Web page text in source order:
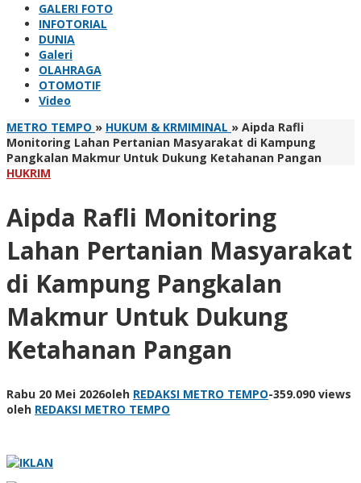
GALERI FOTO
INFOTORIAL
DUNIA
Galeri
OLAHRAGA
OTOMOTIF
Video
METRO TEMPO » HUKUM & KRMIMINAL » Aipda Rafli
Monitoring Lahan Pertanian Masyarakat di Kampung
Pangkalan Makmur Untuk Dukung Ketahanan Pangan
HUKRIM
Aipda Rafli Monitoring
Lahan Pertanian Masyarakat
di Kampung Pangkalan
Makmur Untuk Dukung
Ketahanan Pangan
Rabu 20 Mei 2026oleh REDAKSI METRO TEMPO-359.090 views
oleh REDAKSI METRO TEMPO